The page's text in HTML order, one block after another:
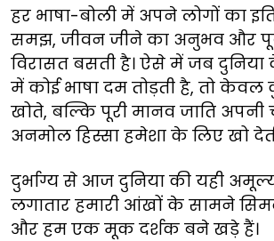
हर भाषा-बोली में अपने लोगों का
समझ, जीवन जीने का अनुभव और
विरासत बसती है। ऐसे में जब
में कोई भाषा दम तोड़ती है, तो
खोते, बल्कि पूरी मानव जाति
अनमोल हिस्सा हमेशा के लिए खो
दुर्भाग्य से आज दुनिया की यही
लगातार हमारी आंखों के सामने
और हम एक मूक दर्शक बने खड़े हैं।